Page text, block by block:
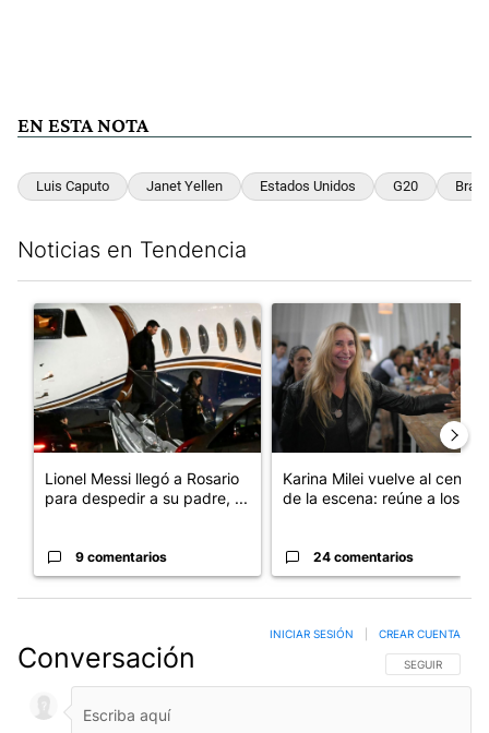
EN ESTA NOTA
Luis Caputo Janet Yellen Estados Unidos G20 Brasil
Noticias en Tendencia
Un artículo de tendencia con el título "Lionel Messi llegó a
Lionel Messi llegó a Rosario
para despedir a su padre, ...
9 comentarios
Un artículo de tendencia
Karina Milei vuelve al centro
de la escena: reúne a los...
24 comentarios
Conversación SIGA ESTA
SEGUIR
INICIAR SESIÓN CREAR CUENTA